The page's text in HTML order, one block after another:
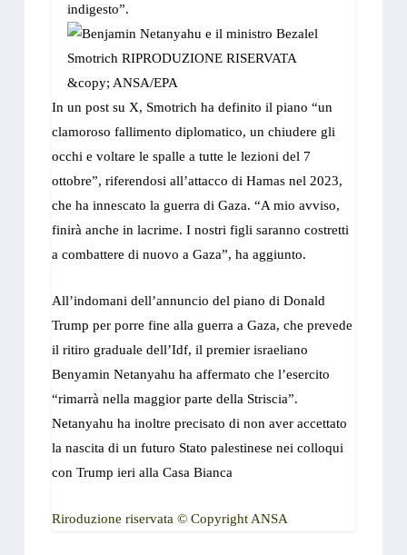
indigesto”.
In un post su X, Smotrich ha definito il piano “un
clamoroso fallimento diplomatico, un chiudere gli
occhi e voltare le spalle a tutte le lezioni del 7
ottobre”, riferendosi all’attacco di Hamas nel 2023,
che ha innescato la guerra di Gaza. “A mio avviso,
finirà anche in lacrime. I nostri figli saranno costretti
a combattere di nuovo a Gaza”, ha aggiunto.
All’indomani dell’annuncio del piano di Donald
Trump per porre fine alla guerra a Gaza, che prevede
il ritiro graduale dell’Idf, il premier israeliano
Benyamin Netanyahu ha affermato che l’esercito
“rimarrà nella maggior parte della Striscia”.
Netanyahu ha inoltre precisato di non aver accettato
la nascita di un futuro Stato palestinese nei colloqui
con Trump ieri alla Casa Bianca
Riroduzione riservata © Copyright ANSA